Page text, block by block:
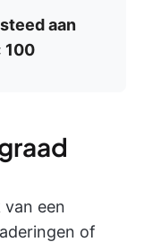
aan
100
een
of